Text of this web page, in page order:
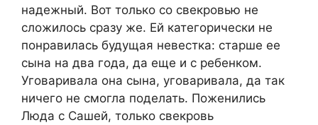
надежный. Вот только со свекровью не
сложилось сразу же. Ей категорически не
понравилась будущая невестка: старше ее
сына на два года, да еще и с ребенком.
Уговаривала она сына, уговаривала, да так
ничего не смогла поделать. Поженились
Люда с Сашей, только свекровь